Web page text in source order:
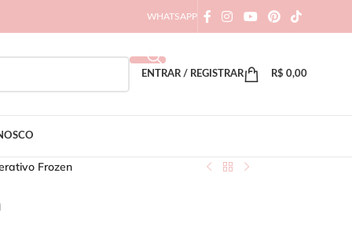
WHATSAPP
ENTRAR / REGISTRAR R$ 0,00
Frozen